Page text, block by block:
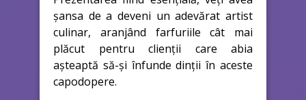
șansa de a deveni un adevărat artist
culinar, aranjând farfuriile cât mai
plăcut pentru clienții care abia
așteaptă să-și înfunde dinții în aceste
capodopere.